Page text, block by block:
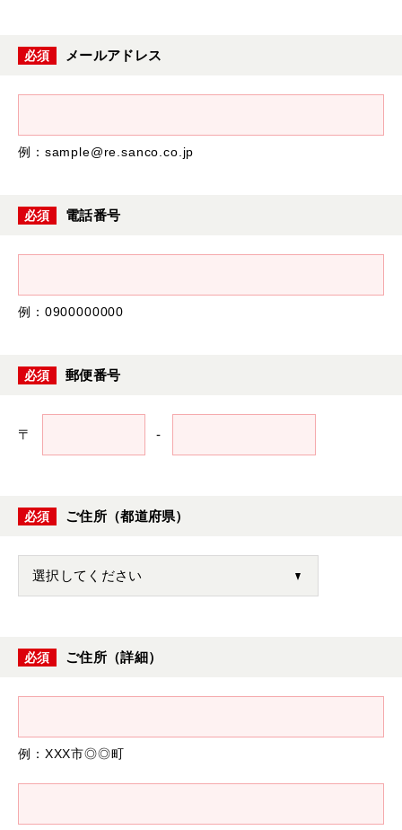
必須 メールアドレス
例：sample@re.sanco.co.jp
必須 電話番号
例：0900000000
必須 郵便番号
〒 -
必須 ご住所（都道府県）
必須 ご住所（詳細）
例：XXX市◎◎町